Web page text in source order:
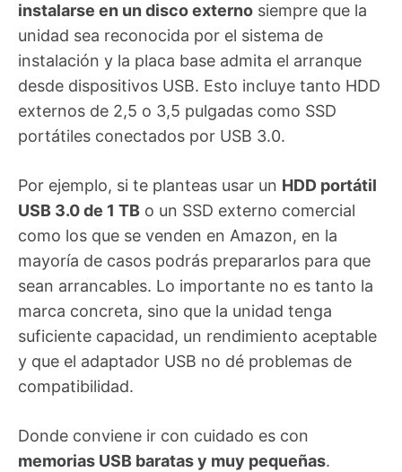
instalarse en un disco externo siempre que la
unidad sea reconocida por el sistema de
instalación y la placa base admita el arranque
desde dispositivos USB. Esto incluye tanto HDD
externos de 2,5 o 3,5 pulgadas como SSD
portátiles conectados por USB 3.0.
Por ejemplo, si te planteas usar un HDD portátil
USB 3.0 de 1 TB o un SSD externo comercial
como los que se venden en Amazon, en la
mayoría de casos podrás prepararlos para que
sean arrancables. Lo importante no es tanto la
marca concreta, sino que la unidad tenga
suficiente capacidad, un rendimiento aceptable
y que el adaptador USB no dé problemas de
compatibilidad.
Donde conviene ir con cuidado es con
memorias USB baratas y muy pequeñas.